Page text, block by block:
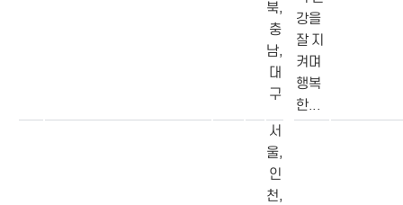
북,
충
남,
대
구
강을
잘 지
켜며
행복
한...
서
울,
인
천,